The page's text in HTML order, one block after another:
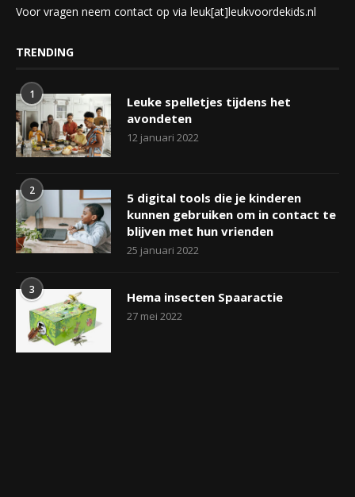
Voor vragen neem contact op via leuk[at]leukvoordekids.nl
TRENDING
1
Leuke spelletjes tijdens het
avondeten
12 januari 2022
2
5 digital tools die je kinderen
kunnen gebruiken om in contact te
blijven met hun vrienden
25 januari 2022
3 Hema insecten Spaaractie
27 mei 2022